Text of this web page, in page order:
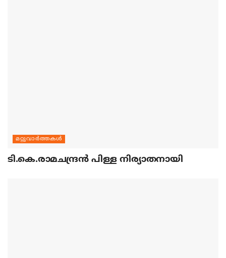
മറ്റുവാര്‍ത്തകള്‍
ടി.കെ.രാമചന്ദ്രന്‍ പിള്ള നിര്യാതനായി